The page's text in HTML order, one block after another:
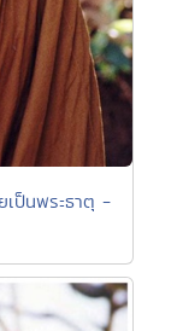
เป็นพระธาตุ -